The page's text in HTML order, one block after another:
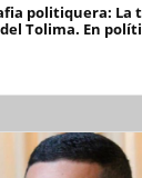
politiquera: La
Tolima. En